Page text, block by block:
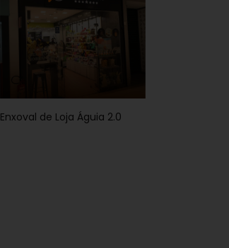
Enxoval de Loja Águia 2.0